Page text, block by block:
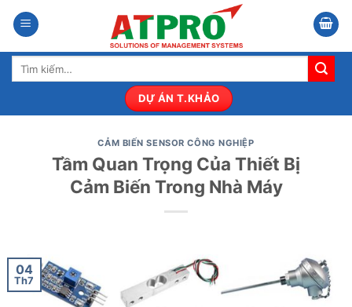
qua
nội
dung
Tìm
DỰ ÁN T.KHẢO
CẢM BIẾN SENSOR CÔNG NGHIỆP
Tầm Quan Trọng Của Thiết Bị
Cảm Biến Trong Nhà Máy
04
Th7